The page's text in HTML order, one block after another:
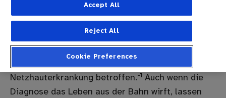
von der Gesundheit, vom eigenen Körper,
manchmal auch von Fachleuten und
Krankenkassen oder sogar von Menschen, die
einem wichtig sind. Aber! In Deutschland sind
über 7 Millionen Menschen von einer
Netzhauterkrankung betroffen.-1 Auch wenn die
Diagnose das Leben aus der Bahn wirft, lassen
Cookie Preferences
Reject All
Accept All